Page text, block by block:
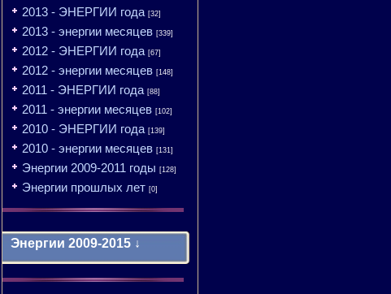
2013 - ЭНЕРГИИ года [32]
2013 - энергии месяцев [339]
2012 - ЭНЕРГИИ года [67]
2012 - энергии месяцев [148]
2011 - ЭНЕРГИИ года [88]
2011 - энергии месяцев [102]
2010 - ЭНЕРГИИ года [139]
2010 - энергии месяцев [131]
Энергии 2009-2011 годы [128]
Энергии прошлых лет [0]
Энергии 2009-2015 ↓